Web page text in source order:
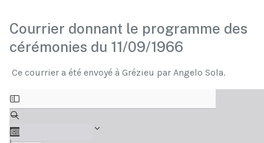
Courrier donnant le programme des
cérémonies du 11/09/1966
Ce courrier a été envoyé à Grézieu par Angelo Sola.